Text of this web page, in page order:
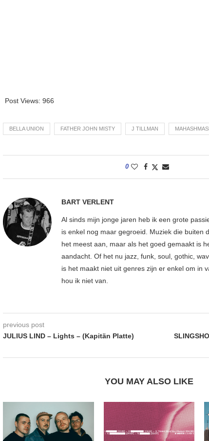
Post Views: 966
BELLA UNION FATHER JOHN MISTY J TILLMAN
0
BART VERLENT
Al sinds mijn jonge jaren heb ik een grote
is enkel nog maar gegroeid. Muziek die buiten
het meest aan, maar als het goed gemaakt is
aandacht. Of het nu jazz, funk, soul, gothic,
is het maakt niet uit genres zijn er enkel om in
hou ik niet van.
previous post
JULIUS LIND – Lights – (Kapitän Platte)
YOU MAY ALSO LIKE